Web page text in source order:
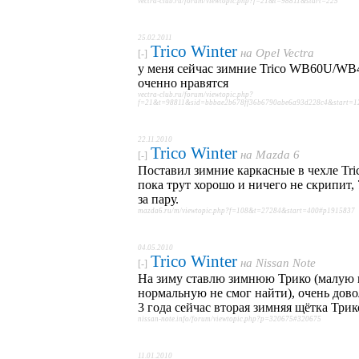
25.02.2011
[-] Trico Winter на Opel Vectra
у меня сейчас зимние Trico WB60U/
оченно нравятся
vectra-club.ru/forum/viewtopic.php?
22.11.2010
[-] Trico Winter на Mazda 6
Поставил зимние каркасные в чехле
пока трут хорошо и ничего не скрипит,
за пару.
mazda6.ru/m/viewtopic.php?f=108&t=27284&start=400#p1915837
04.05.2010
[-] Trico Winter на Nissan Note
На зиму ставлю зимнюю Трико (малую
нормальную не смог найти), очень
3 года сейчас вторая зимняя щётка
nissan-note.info/forum/viewtopic.php?p=320675#320675
11.01.2010